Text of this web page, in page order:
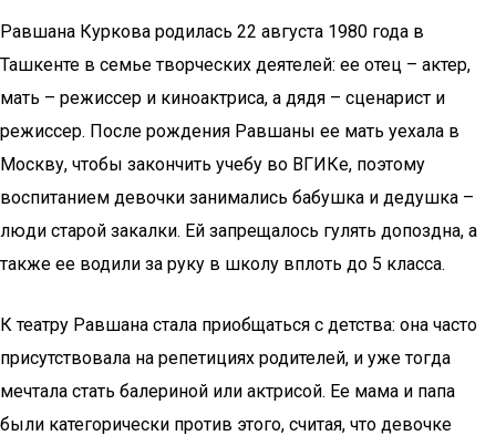
Равшана Куркова родилась 22 августа 1980 года в
Ташкенте в семье творческих деятелей: ее отец – актер,
мать – режиссер и киноактриса, а дядя – сценарист и
режиссер. После рождения Равшаны ее мать уехала в
Москву, чтобы закончить учебу во ВГИКе, поэтому
воспитанием девочки занимались бабушка и дедушка –
люди старой закалки. Ей запрещалось гулять допоздна, а
также ее водили за руку в школу вплоть до 5 класса.
К театру Равшана стала приобщаться с детства: она часто
присутствовала на репетициях родителей, и уже тогда
мечтала стать балериной или актрисой. Ее мама и папа
были категорически против этого, считая, что девочке